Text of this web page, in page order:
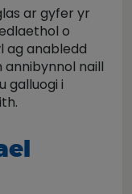
ar gyfer yr
o
ag anabledd
annibynnol naill
galluogi i